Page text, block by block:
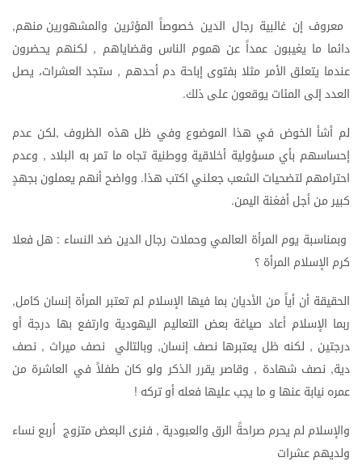
معروف إن غالبية رجال الدين خصوصاً المؤثرين والمشهورين منهم,
دائما ما يغيبون عمداً عن هموم الناس وقضاياهم , لكنهم يحضرون
عندما يتعلق الأمر مثلا بفتوى إباحة دم أحدهم , ستجد العشرات، يصل
العددإلى المئات يوقعونعلىذلك.
لم أشأ الخوض في هذا الموضوع وفي ظل هذه الظروف ,لكن عدم
إحساسهم بأي مسؤولية أخلاقية ووطنية تجاه ما تمر به البلاد , وعدم
احترامهم لتضحيات الشعبجعلني اكتب هذا. وواضحأنهم يعملون بجهدٍ
كبيرمنأجلأفغنة اليمن.
وبمناسبة يوم المرأة العالمي وحملات رجال الدين ضدالنساء : هل فعلا
كرم الإسلام المرأة ؟
الحقيقة أن أياً من الأديان بما فيها الإسلام لم تعتبر المرأة إنسان كامل,
ربما الإسلام أعاد صياغة بعض التعاليم اليهودية وارتفع بها درجة أو
درجتين , لكنه ظل يعتبرها نصف إنسان, وبالتالي نصف ميراث , نصف
دية, نصف شهادة , وقاصر يقرر الذكر ولو كان طفلاً في العاشرة من
عمره نيابةعنها و ما يجبعليها فعلهأوتركه !
والإسلام لم يحرم صراحةً الرق والعبودية , فنرى البعض متزوج أربع نساء
ولديهمعشرات